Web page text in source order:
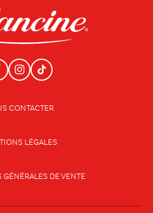
CONTACTER
LÉGALES
DE VENTE